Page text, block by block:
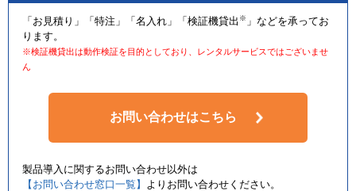
「お見積り」「特注」「名入れ」「検証機貸出 ※ 」などを承ってお
ります。
※検証機貸出は動作検証を目的としており、レンタルサービスではございませ
ん
お問い合わせはこちら
製品導入に関するお問い合わせ以外は
【お問い合わせ窓口一覧】
よりお問い合わせください。